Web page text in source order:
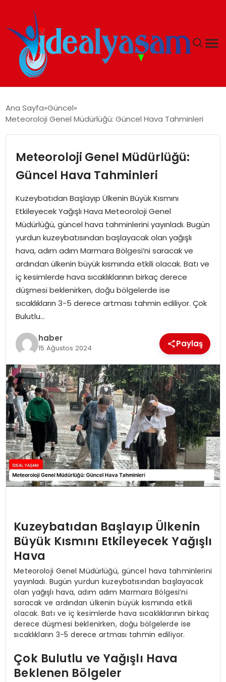
GÜNDEM
EKONOMI
İDEAL YAŞAM
İDEAL SPOR
YAŞAM
MAGAZIN
SAĞLIK
SOSYAL HABER
Ana Sayfa Güncel
Meteoroloji Genel Müdürlüğü: Güncel Hava Tahminleri
Meteoroloji Genel Müdürlüğü:
Güncel Hava Tahminleri
Kuzeybatıdan Başlayıp Ülkenin Büyük Kısmını
Etkileyecek Yağışlı Hava Meteoroloji Genel
Müdürlüğü, güncel hava tahminlerini yayınladı. Bugün
yurdun kuzeybatısından başlayacak olan yağışlı
hava, adım adım Marmara Bölgesi’ni saracak ve
ardından ülkenin büyük kısmında etkili olacak. Batı ve
iç kesimlerde hava sıcaklıklarının birkaç derece
düşmesi beklenirken, doğu bölgelerde ise
sıcaklıkların 3-5 derece artması tahmin ediliyor. Çok
Bulutlu…
haber
15 Ağustos 2024 Paylaş
Kuzeybatıdan Başlayıp Ülkenin
Büyük Kısmını Etkileyecek Yağışlı
Hava
Meteoroloji Genel Müdürlüğü, güncel hava tahminlerini
yayınladı. Bugün yurdun kuzeybatısından başlayacak
olan yağışlı hava, adım adım Marmara Bölgesi’ni
saracak ve ardından ülkenin büyük kısmında etkili
olacak. Batı ve iç kesimlerde hava sıcaklıklarının birkaç
derece düşmesi beklenirken, doğu bölgelerde ise
sıcaklıkların 3-5 derece artması tahmin ediliyor.
Çok Bulutlu ve Yağışlı Hava
Beklenen Bölgeler